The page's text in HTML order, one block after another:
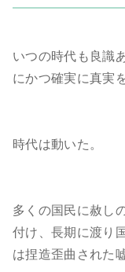
いつの時代も良識
にかつ確実に真実
時代は動いた。
多くの国民に赦し
付け、長期に渡り
は捏造歪曲された